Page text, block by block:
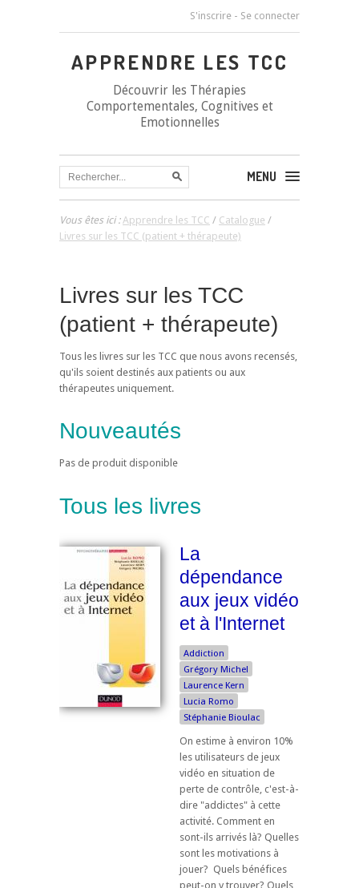
S'inscrire - Se connecter
APPRENDRE LES TCC
Découvrir les Thérapies
Comportementales, Cognitives et
Emotionnelles
MENU
Vous êtes ici :Apprendre les TCC / Catalogue /
Livres sur les TCC (patient + thérapeute)
Livres sur les TCC
(patient + thérapeute)
Tous les livres sur les TCC que nous avons recensés,
qu'ils soient destinés aux patients ou aux
thérapeutes uniquement.
Nouveautés
Pas de produit disponible
Tous les livres
La
dépendance
aux jeux vidéo
et à l'Internet
Addiction
Grégory Michel
Laurence Kern
Lucia Romo
Stéphanie Bioulac
On estime à environ 10%
les utilisateurs de jeux
vidéo en situation de
perte de contrôle, c'est-à-
dire "addictes" à cette
activité. Comment en
sont-ils arrivés là? Quelles
sont les motivations à
jouer? Quels bénéfices
peut-on y trouver? Quels